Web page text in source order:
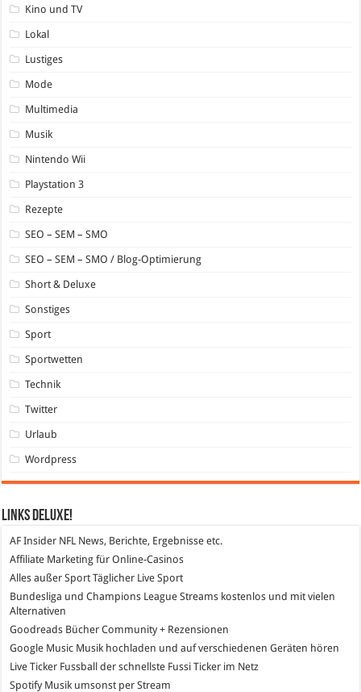
Kino und TV
Lokal
Lustiges
Mode
Multimedia
Musik
Nintendo Wii
Playstation 3
Rezepte
SEO – SEM – SMO
SEO – SEM – SMO / Blog-Optimierung
Short & Deluxe
Sonstiges
Sport
Sportwetten
Technik
Twitter
Urlaub
Wordpress
Links DeLuXe!
AF Insider NFL News, Berichte, Ergebnisse etc.
Affiliate Marketing für Online-Casinos
Alles außer SportTäglicher Live Sport
Bundesliga und Champions League Streams kostenlos und mit vielen
Alternativen
Goodreads Bücher Community + Rezensionen
Google Music Musik hochladen und auf verschiedenen Geräten hören
Live Ticker Fussball
der schnellste Fussi Ticker im Netz
SpotifyMusik umsonst per Stream